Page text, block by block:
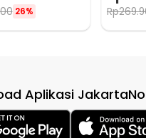
26% Rp
Aplikasi